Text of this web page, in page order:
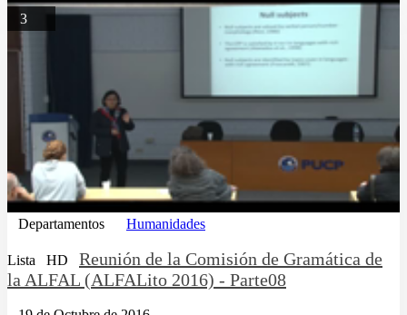
3
Departamentos Humanidades
Lista HD
Reunión de la Comisión de Gramática de
la ALFAL (ALFALito 2016) - Parte08